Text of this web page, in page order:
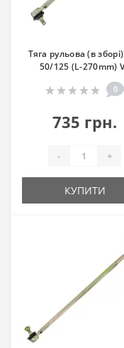
Тяга рульова (в
50/125 (L-270mm)
0
735 грн.
- +
КУПИТИ